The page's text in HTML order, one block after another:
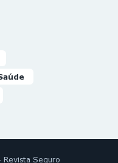
Seguro